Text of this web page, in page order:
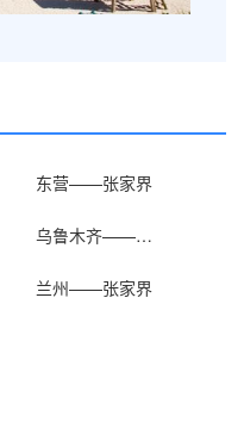
东营——张家界
乌鲁木齐——张家界
兰州——张家界